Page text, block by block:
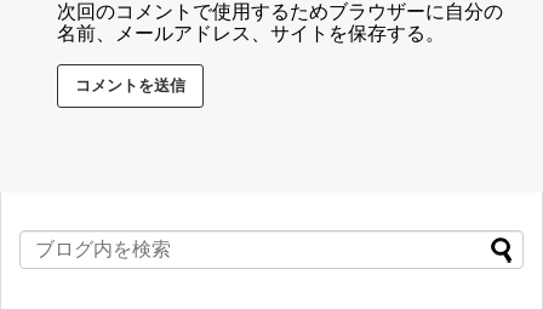
次回のコメントで使用するためブラウザーに自分の
名前、メールアドレス、サイトを保存する。